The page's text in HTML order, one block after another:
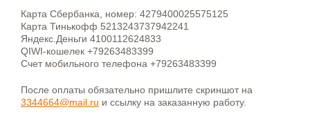
Карта Сбербанка, номер: 4279400025575125
Карта Тинькофф 5213243737942241
Яндекс.Деньги 4100112624833
QIWI-кошелек +79263483399
Счет мобильного телефона +79263483399
После оплаты обязательно пришлите скриншот на
3344664@mail.ru и ссылку на заказанную работу.